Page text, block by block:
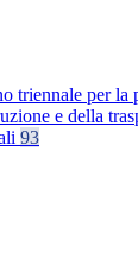
triennale per la
e della
93